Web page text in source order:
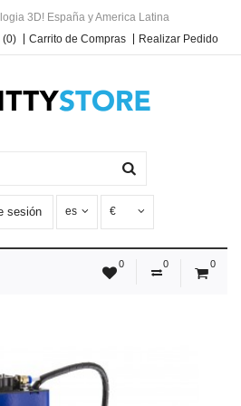
3D! España y America Latina
(0) Carrito de Compras Realizar Pedido
sesión es €
0 0 0